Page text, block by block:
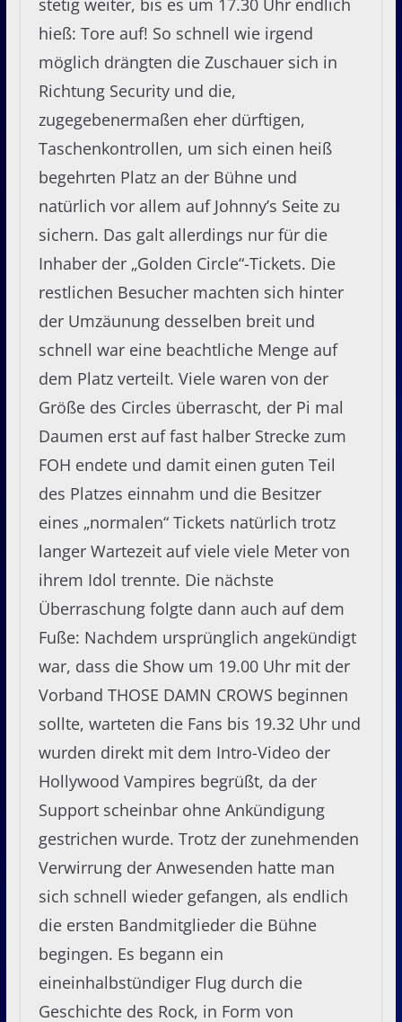
stetig weiter, bis es um 17.30 Uhr endlich
hieß: Tore auf! So schnell wie irgend
möglich drängten die Zuschauer sich in
Richtung Security und die,
zugegebenermaßen eher dürftigen,
Taschenkontrollen, um sich einen heiß
begehrten Platz an der Bühne und
natürlich vor allem auf Johnny’s Seite zu
sichern. Das galt allerdings nur für die
Inhaber der „Golden Circle“-Tickets. Die
restlichen Besucher machten sich hinter
der Umzäunung desselben breit und
schnell war eine beachtliche Menge auf
dem Platz verteilt. Viele waren von der
Größe des Circles überrascht, der Pi mal
Daumen erst auf fast halber Strecke zum
FOH endete und damit einen guten Teil
des Platzes einnahm und die Besitzer
eines „normalen“ Tickets natürlich trotz
langer Wartezeit auf viele viele Meter von
ihrem Idol trennte. Die nächste
Überraschung folgte dann auch auf dem
Fuße: Nachdem ursprünglich angekündigt
war, dass die Show um 19.00 Uhr mit der
Vorband THOSE DAMN CROWS beginnen
sollte, warteten die Fans bis 19.32 Uhr und
wurden direkt mit dem Intro-Video der
Hollywood Vampires begrüßt, da der
Support scheinbar ohne Ankündigung
gestrichen wurde. Trotz der zunehmenden
Verwirrung der Anwesenden hatte man
sich schnell wieder gefangen, als endlich
die ersten Bandmitglieder die Bühne
begingen. Es begann ein
eineinhalbstündiger Flug durch die
Geschichte des Rock, in Form von